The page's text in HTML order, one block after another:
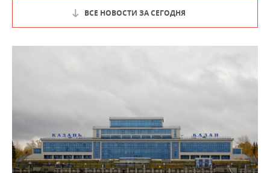
ВСЕ НОВОСТИ ЗА СЕГОДНЯ